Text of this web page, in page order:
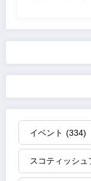
イベント (334)
スコティッシュ